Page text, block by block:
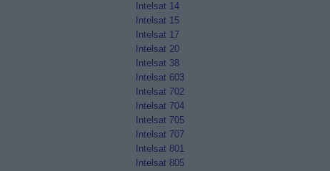
Intelsat 14
Intelsat 15
Intelsat 17
Intelsat 20
Intelsat 38
Intelsat 603
Intelsat 702
Intelsat 704
Intelsat 705
Intelsat 707
Intelsat 801
Intelsat 805